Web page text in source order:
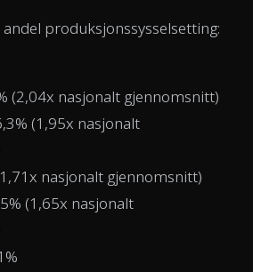
produksjonssysselsetting:
(2,04x nasjonalt gjennomsnitt)
(1,95x nasjonalt
nasjonalt gjennomsnitt)
(1,65x nasjonalt